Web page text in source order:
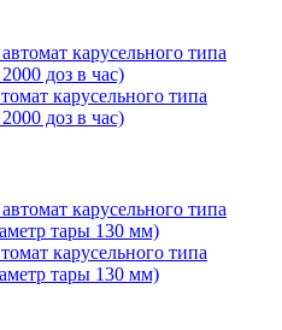
карусельного типа
доз в час)
карусельного типа
тары 130 мм)